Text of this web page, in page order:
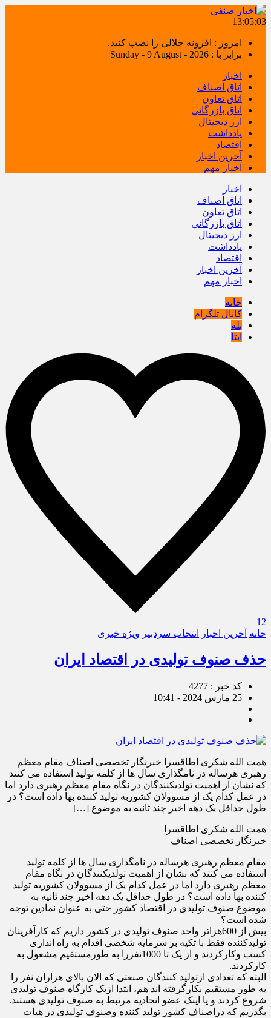
13:05:03
امروز : افزونه جلالی را نصب کنید.
برابر با : Sunday - 9 August - 2026
اخبار
اتاق اصناف
اتاق تعاون
اتاق بازرگانی
ارز دیجیتال
یادداشت
اقتصاد
آخرین اخبار
اخبار مهم
اخبار
اتاق اصناف
اتاق تعاون
اتاق بازرگانی
ارز دیجیتال
یادداشت
اقتصاد
آخرین اخبار
اخبار مهم
خانه
کانال تلگرام
بله
ایتا
12
خانه آخرین اخبار انتخاب سردبیر ویژه خبری
حذف صنوف تولیدی در اقتصاد ایران
کد خبر : 4277
25 مارس 2024 - 10:41
همت الله شکری اطاقسرا خبرنگار تخصصی اصناف مقام معظم
رهبری هرساله در نامگذاری سال ها از کلمه تولید استفاده می کنند
که نشان از اهمیت تولدیکنندگان در نگاه مقام معظم رهبری دارد اما
در عمل کدام یک از مسوولان کشوربه تولید کننده بها داده است؟ در
طول حداقل یک دهه اخیر چند ثانیه به موضوع […]
همت الله شکری اطاقسرا
خبرنگار تخصصی اصناف
مقام معظم رهبری هرساله در نامگذاری سال ها از کلمه تولید
استفاده می کنند که نشان از اهمیت تولدیکنندگان در نگاه مقام
معظم رهبری دارد اما در عمل کدام یک از مسوولان کشوربه تولید
کننده بها داده است؟ در طول حداقل یک دهه اخیر چند ثانیه به
موضوع صنوف تولیدی در اقتصاد کشور حتی به عنوان نمادین توجه
شده است؟
بیش از 600هزاتر واحد صنوف تولیدی در کشور داریم که کارآفرینان
تولیدکننده فقط با تکیه بر سرمایه شخصی اقدام به راه اندازی
کسب وکارکردند و از یک تا 1000نفررا به طورمستقیم مشغول به
کارکردند.
البته که تعدادی ازتولید کنندگان صنعتی که الان بالای هزاران نفر را
به طور مستقیم بکارگرفته اند هم، ابتدا ازیک کارگاه صنوف تولیدی
شروع کردند و یا اینک عضو اتحادیه مرتبط به صنوف تولیدی هستند.
بگذریم که دراصناف کشور تولید کننده وصنوف تولیدی در هیات